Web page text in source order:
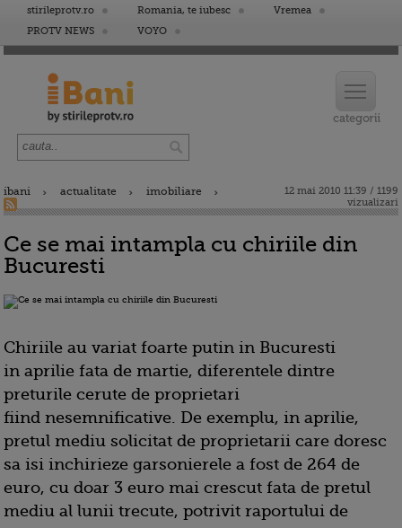
stirileprotv.ro Romania, te iubesc
Vremea
PROTV NEWS
VOYO
ibani actualitate imobiliare
12 mai 2010 11:39 / 1199
vizualizari
Ce se mai intampla cu chiriile din
Bucuresti
Chiriile au variat foarte putin in Bucuresti
in aprilie fata de martie, diferentele dintre
preturile cerute de proprietari
fiind nesemnificative. De exemplu, in aprilie,
pretul mediu solicitat de proprietarii care doresc
sa isi inchirieze garsonierele a fost de 264 de
euro, cu doar 3 euro mai crescut fata de pretul
mediu al lunii trecute, potrivit raportului de